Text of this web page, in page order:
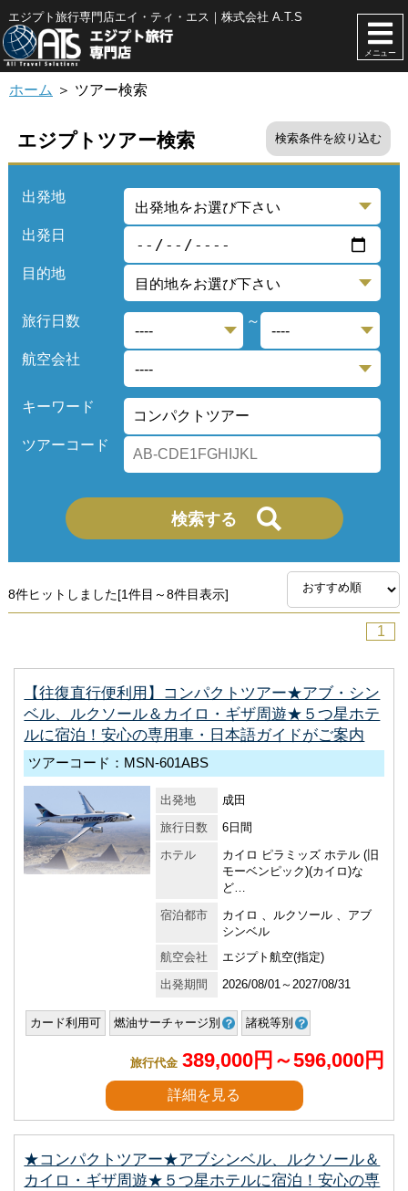
エジプト旅行専門店エイ・ティ・エス｜株式会社 A.T.S
メニュー
ホーム ＞ ツアー検索
エジプトツアー検索 検索条件を絞り込む
出発地
出発日
目的地
旅行日数 ～
航空会社
キーワード
ツアーコード
8件ヒットしました[1件目～8件目表示]
1
【往復直行便利用】コンパクトツアー★アブ・シン
ベル、ルクソール＆カイロ・ギザ周遊★５つ星ホテ
ルに宿泊！安心の専用車・日本語ガイドがご案内
ツアーコード：MSN-601ABS
出発地
成田
旅行日数
6日間
ホテル
カイロ ピラミッズ ホテル (旧
モーベンピック)(カイロ)な
ど…
宿泊都市
カイロ 、ルクソール 、アブ
シンベル
航空会社
エジプト航空(指定)
出発期間
2026/08/01～2027/08/31
カード利用可 燃油サーチャージ別 諸税等別
旅行代金 389,000円～596,000円
詳細を見る
★コンパクトツアー★アブシンベル、ルクソール＆
カイロ・ギザ周遊★５つ星ホテルに宿泊！安心の専